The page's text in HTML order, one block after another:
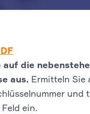
die
aus. Ermitteln Sie
und
ein.